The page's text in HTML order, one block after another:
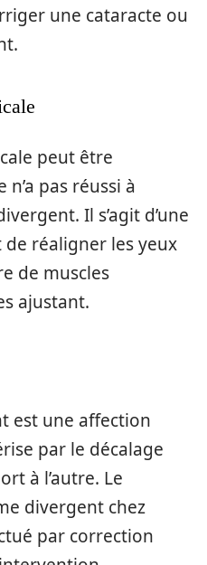
une cataracte ou
peut être
pas réussi à
Il s’agit d’une
réaligner les yeux
de muscles
ajustant.
est une affection
par le décalage
à l’autre. Le
divergent chez
par correction